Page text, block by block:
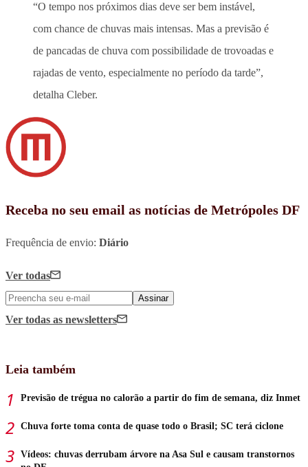
“O tempo nos próximos dias deve ser bem instável,
com chance de chuvas mais intensas. Mas a previsão é
de pancadas de chuva com possibilidade de trovoadas e
rajadas de vento, especialmente no período da tarde”,
detalha Cleber.
Receba no seu email as notícias de Metrópoles DF
Frequência de envio: Diário
Ver todas
Assinar
Ver todas as newsletters
Leia também
Previsão de trégua no calorão a partir do fim de semana, diz Inmet
Chuva forte toma conta de quase todo o Brasil; SC terá ciclone
Vídeos: chuvas derrubam árvore na Asa Sul e causam transtornos